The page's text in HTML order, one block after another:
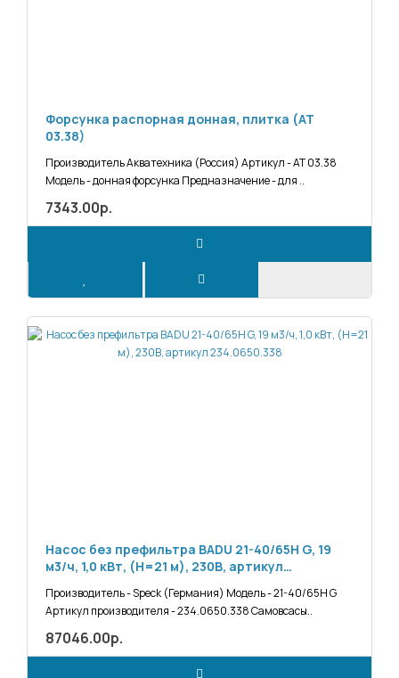
Форсунка распорная донная, плитка (АТ
03.38)
Производитель Акватехника (Россия) Артикул - АТ 03.38
Модель - донная форсунка Предназначение - для ..
7343.00р.
Насос без префильтра BADU 21-40/65H G, 19
м3/ч, 1,0 кВт, (H=21 м), 230В, артикул
Производитель - Speck (Германия) Модель - 21-40/65H G
Артикул производителя - 234.0650.338 Самовсасы..
87046.00р.